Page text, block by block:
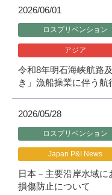
2026/06/01
ロスプリベンション
アジア
令和8年明石海峡航路
き」漁船操業に伴う航
2026/05/28
ロスプリベンション
Japan P&I News
日本－主要沿岸水域
損傷防止について